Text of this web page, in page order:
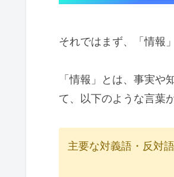
それではまず、「情報
「情報」とは、事実
て、以下のような言葉
主要な対義語・反対語